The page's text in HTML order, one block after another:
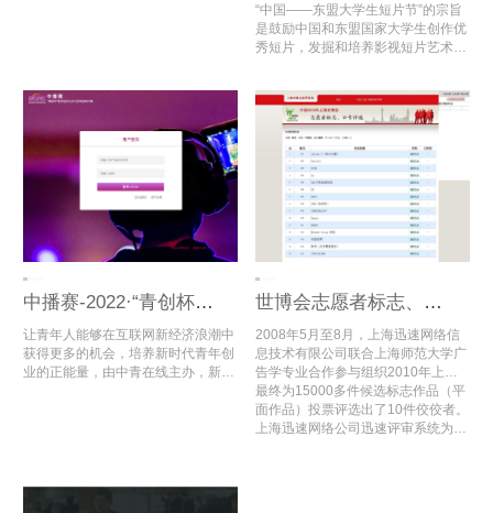
院国际交流处、广西艺术学院影视与
传媒学院、中国高等院校影视学会微
电影创研中心（广西艺术学院）承
大学生的国际短片节。
“中国——东盟大学生短片节”的宗旨
是鼓励中国和东盟国家大学生创作优
秀短片，发掘和培养影视短片艺术创
生影视文化艺术交流与合作的国际平
中播赛-2022·“青创杯”数字经济与文化交流创新大赛
让青年人能够在互联网新经济浪潮中
获得更多的机会，培养新时代青年创
业的正能量，由中青在线主办，新华
创新创业氛围，推动电商产业转型升
世博会志愿者标志、口号征集活动专家评审
2008年5月至8月，上海迅速网络信
息技术有限公司联合上海师范大学广
告学专业合作参与组织2010年上海
世博会志愿者标志、口号评选活动，
开发了“2010年上海世博会志愿者标
志、口号评选”电脑评审系统，为世
最终为15000多件候选标志作品（平
面作品）投票评选出了10件佼佼者。
上海迅速网络公司迅速评审系统为世